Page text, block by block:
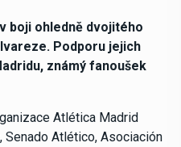
boji ohledně dvojitého
Podporu jejich
známý fanoušek
Atlética Madrid
Senado Atlético, Asociación